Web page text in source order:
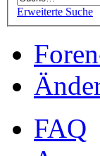
Erweiterte Suche
FAQ